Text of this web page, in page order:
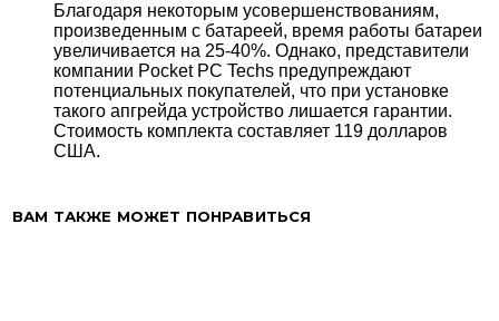
Благодаря некоторым усовершенствованиям,
произведенным с батареей, время работы батареи
увеличивается на 25-40%. Однако, представители
компании Pocket PC Techs предупреждают
потенциальных покупателей, что при установке
такого апгрейда устройство лишается гарантии.
Стоимость комплекта составляет 119 долларов
США.
ВАМ ТАКЖЕ МОЖЕТ ПОНРАВИТЬСЯ